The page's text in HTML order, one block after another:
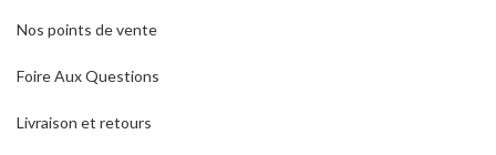
Nos points de vente
Foire Aux Questions
Livraison et retours